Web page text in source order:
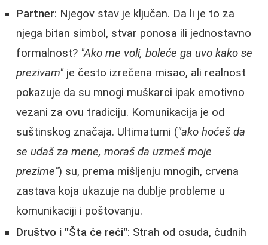
Partner: Njegov stav je ključan. Da li je to za
njega bitan simbol, stvar ponosa ili jednostavno
formalnost? "Ako me voli, boleće ga uvo kako se
prezivam" je često izrečena misao, ali realnost
pokazuje da su mnogi muškarci ipak emotivno
vezani za ovu tradiciju. Komunikacija je od
suštinskog značaja. Ultimatumi ("ako hoćeš da
se udaš za mene, moraš da uzmeš moje
prezime") su, prema mišljenju mnogih, crvena
zastava koja ukazuje na dublje probleme u
komunikaciji i poštovanju.
Društvo i "Šta će reći": Strah od osuda, čudnih